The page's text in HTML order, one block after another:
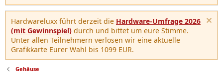
Hardwareluxx führt derzeit die Hardware-Umfrage 2026
(mit Gewinnspiel) durch und bittet um eure Stimme.
Unter allen Teilnehmern verlosen wir eine aktuelle
Grafikkarte Eurer Wahl bis 1099 EUR.
Gehäuse